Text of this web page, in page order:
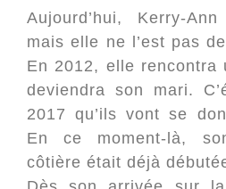
Aujourd’hui, Kerry-
mais elle ne l’est pas
En 2012, elle rencontra
deviendra son mari.
2017 qu’ils vont se
En ce moment-là,
côtière était déjà